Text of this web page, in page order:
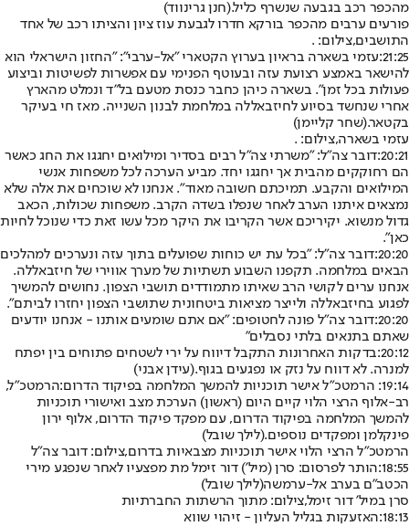
מהכפר רכב בגבעה שנשרף כליל.(חנן גרינווד)
פורעים ערבים מהכפר בורקא חדרו לגבעת עוז ציון והציתו רכב של אחד
התושבים,צילום: .
21:25: עזמי בשארה בראיון בערוץ הקטארי "אל-ערבי": "החזון הישראלי הוא
להישאר באמצע רצועת עזה ובעוטף הפנימי עם אפשרות לפשיטות וביצוע
פעולות בכל זמן". בשארה כיהן כחבר כנסת מטעם בל"ד ונמלט מהארץ
אחרי שנחשד בסיוע לחיזבאללה במלחמת לבנון השנייה. מאז חי בעיקר
בקטאר.(שחר קליימן)
עזמי בשארה,צילום: .
20:21: דובר צה"ל: "משרתי צה"ל רבים בסדיר ומילואים יחגגו את החג כאשר
הם רחוקקים מהבית אך יחגגו יחד. מביע הערכה לכל משפחות אנשי
המילואים והקבע. תמיכתם חשובה מאוד". אנחנו לא שוכחים את אלה שלא
נמצאים איתנו הערב לאחר שנפלו בשדה הקרב. משפחות שכולות, הכאב
גדול מנשוא. יקיריכם אשר הקריבו את היקר מכל עשו זאת כדי שנוכל לחיות
כאן".
20:20: דובר צה"ל: "בכל עת יש כוחות שפועלים בתוך עזה ונערכים למהלכים
הבאים במלחמה. תקפנו השבוע תשתיות של מערך אווירי של חיזבאללה.
אנחנו ערים לקושי הרב שאיתו מתמודדים תושבי הצפון. נחושים להמשיך
לפגוע בחיזבאללה ולייצר מציאות ביטחונית שתושבי הצפון יחזרו לביתם".
20:20: דובר צה"ל פונה לחטופים: "אם אתם שומעים אותנו - אנחנו יודעים
שאתם בתנאים בלתי נסבלים"
20:12: בדקות האחרונות התקבל דיווח על ירי לשטחים פתוחים בין יפתח
למנרה. לא דווח על נזק או נפגעים בגוף.(עידן אבני)
19:14: הרמטכ״ל אישר תוכניות להמשך המלחמה בפיקוד הדרום:
הרמטכ״ל,
רב-אלוף הרצי הלוי קיים היום (ראשון) הערכת מצב ואישורי תוכניות
להמשך המלחמה בפיקוד הדרום, עם מפקד פיקוד הדרום, אלוף ירון
פינקלמן ומפקדים נוספים.(לילך שובל)
הרמטכ"ל הרצי הלוי אישר תוכניות מצבאיות בדרום,צילום: דובר צה"ל
18:55: הותר לפרסום: סרן (מיל') דור זימל מת מפצעיו לאחר שנפגע מירי
הכטב"ם בערב אל-ערמשה(לילך שובל)
סרן במיל' דור זימל,צילום: מתוך הרשתות החברתיות
18:13: האזעקות בגליל העליון - זיהוי שווא